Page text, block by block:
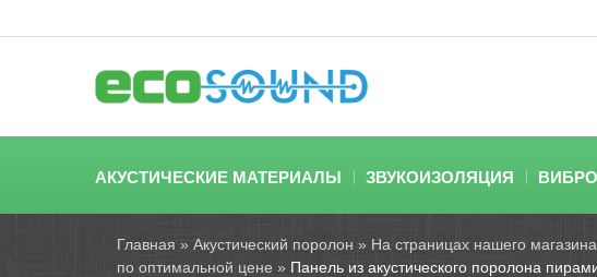
АКУСТИЧЕСКИЕ МАТЕРИАЛЫ ЗВУКОИЗОЛЯЦИЯ
Главная » Акустический поролон » На страницах нашего
по оптимальной цене » Панель из акустического поролона